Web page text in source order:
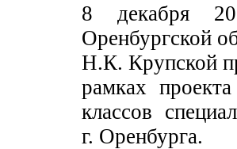
8 декабря
Оренбургской
Н.К. Крупской
рамках
классов
г. Оренбурга.